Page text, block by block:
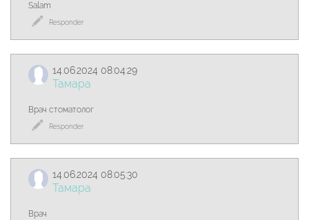
Salam
Responder
14.06.2024 08:04:29
Тамара
Врач стоматолог
Responder
14.06.2024 08:05:30
Тамара
Врач